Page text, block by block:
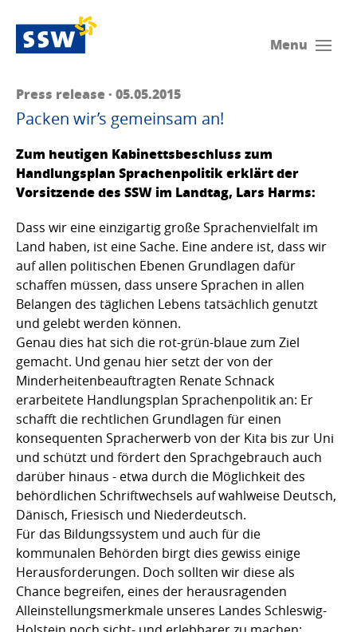
Menu
Press release · 05.05.2015
Packen wir’s gemeinsam an!
Zum heutigen Kabinettsbeschluss zum
Handlungsplan Sprachenpolitik erklärt der
Vorsitzende des SSW im Landtag, Lars Harms:
Dass wir eine einzigartig große Sprachenvielfalt im
Land haben, ist eine Sache. Eine andere ist, dass wir
auf allen politischen Ebenen Grundlagen dafür
schaffen müssen, dass unsere Sprachen in allen
Belangen des täglichen Lebens tatsächlich genutzt
und gelebt werden können.
Genau dies hat sich die rot-grün-blaue zum Ziel
gemacht. Und genau hier setzt der von der
Minderheitenbeauftragten Renate Schnack
erarbeitete Handlungsplan Sprachenpolitik an: Er
schafft die rechtlichen Grundlagen für einen
konsequenten Spracherwerb von der Kita bis zur Uni
und schützt und fördert den Sprachgebrauch auch
darüber hinaus - etwa durch die Möglichkeit des
behördlichen Schriftwechsels auf wahlweise Deutsch,
Dänisch, Friesisch und Niederdeutsch.
Für das Bildungssystem und auch für die
kommunalen Behörden birgt dies gewiss einige
Herausforderungen. Doch sollten wir diese als
Chance begreifen, eines der herausragenden
Alleinstellungsmerkmale unseres Landes Schleswig-